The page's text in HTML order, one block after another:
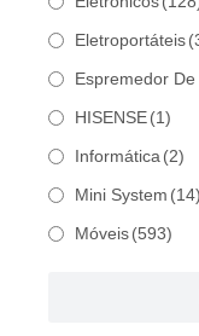
Eletroportáteis
Espremedor
HISENSE (1)
Informática (2)
Mini System (14)
Móveis (593)